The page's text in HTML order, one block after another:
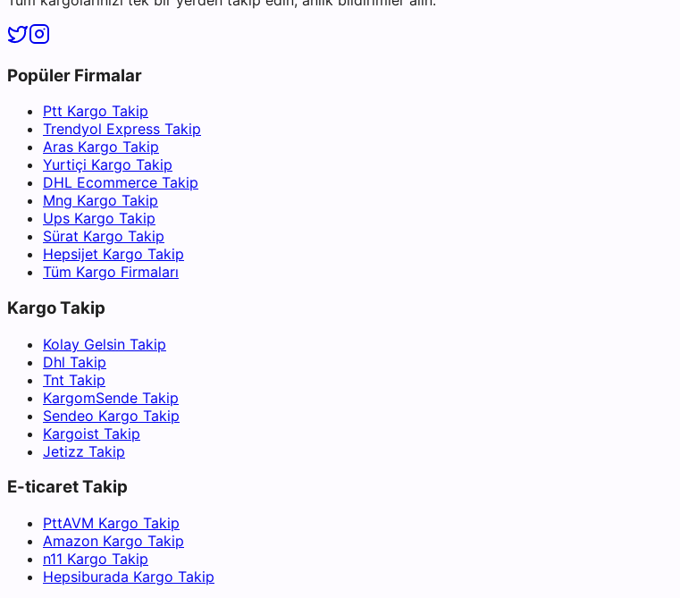
Popüler Firmalar
Ptt Kargo Takip
Trendyol Express Takip
Aras Kargo Takip
Yurtiçi Kargo Takip
DHL Ecommerce Takip
Mng Kargo Takip
Ups Kargo Takip
Sürat Kargo Takip
Hepsijet Kargo Takip
Tüm Kargo Firmaları
Kargo Takip
Kolay Gelsin Takip
Dhl Takip
Tnt Takip
KargomSende Takip
Sendeo Kargo Takip
Kargoist Takip
Jetizz Takip
E-ticaret Takip
PttAVM Kargo Takip
Amazon Kargo Takip
n11 Kargo Takip
Hepsiburada Kargo Takip